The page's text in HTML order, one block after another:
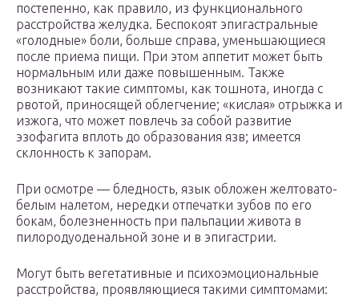
постепенно, как правило, из функционального
расстройства желудка. Беспокоят эпигастральные
«голодные» боли, больше справа, уменьшающиеся
после приема пищи. При этом аппетит может быть
нормальным или даже повышенным. Также
возникают такие симптомы, как тошнота, иногда с
рвотой, приносящей облегчение; «кислая» отрыжка и
изжога, что может повлечь за собой развитие
эзофагита вплоть до образования язв; имеется
склонность к запорам.
При осмотре — бледность, язык обложен желтовато-
белым налетом, нередки отпечатки зубов по его
бокам, болезненность при пальпации живота в
пилородуоденальной зоне и в эпигастрии.
Могут быть вегетативные и психоэмоциональные
расстройства, проявляющиеся такими симптомами: